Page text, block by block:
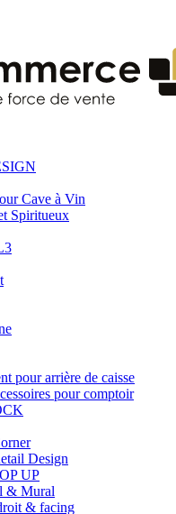
Cave à Vin
Spiritueux
pour arrière de caisse
pour comptoir
Design
UP
& Mural
& facing